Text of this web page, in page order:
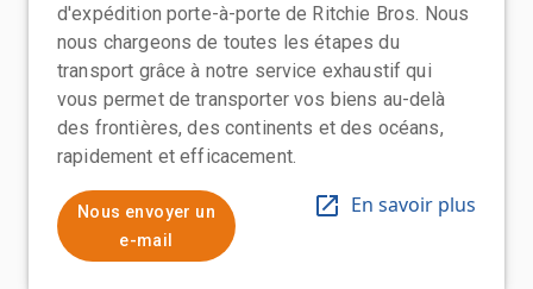
d'expédition porte-à-porte de Ritchie Bros. Nous
nous chargeons de toutes les étapes du
transport grâce à notre service exhaustif qui
vous permet de transporter vos biens au-delà
des frontières, des continents et des océans,
rapidement et efficacement.
Nous envoyer un
e-mail
En savoir plus